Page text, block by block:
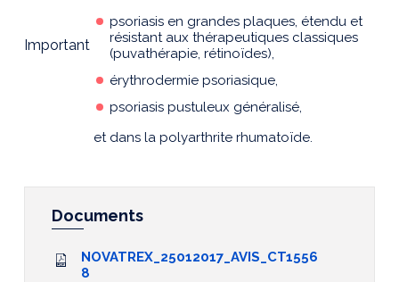
Important
psoriasis en grandes plaques, étendu et
résistant aux thérapeutiques classiques
(puvathérapie, rétinoïdes),
érythrodermie psoriasique,
psoriasis pustuleux généralisé,
et dans la polyarthrite rhumatoïde.
Documents
NOVATREX_25012017_AVIS_CT1556
8